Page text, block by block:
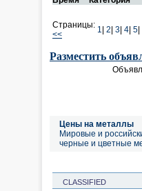
Страницы:
<<
1 2 3 4 5
Разместить
Цены на металлы
Мировые и
черные и цветные
CLASSIFIED